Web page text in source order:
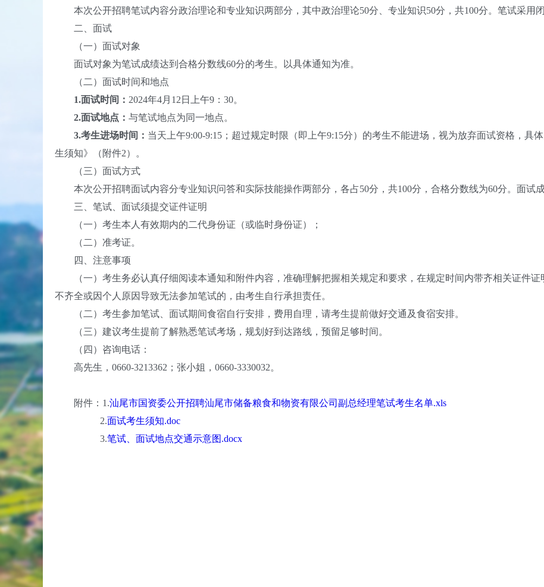
本次公开招聘笔试内容分政治理论和专业知识两部分，其中政治理论50分、专业知识50分，共100分。笔试采用闭
二、面试
（一）面试对象
面试对象为笔试成绩达到合格分数线60分的考生。以具体通知为准。
（二）面试时间和地点
1.面试时间： 2024年4月12日上午9：30。
2.面试地点： 与笔试地点为同一地点。
3.考生进场时间： 当天上午9:00-9:15；超过规定时限（即上午9:15分）的考生不能进场，视为放弃面试资格，具
生须知》（附件2）。
（三）面试方式
本次公开招聘面试内容分专业知识问答和实际技能操作两部分，各占50分，共100分，合格分数线为60分。面试成
三、笔试、面试须提交证件证明
（一）考生本人有效期内的二代身份证（或临时身份证）；
（二）准考证。
四、注意事项
（一）考生务必认真仔细阅读本通知和附件内容，准确理解把握相关规定和要求，在规定时间内带齐相关证件证
不齐全或因个人原因导致无法参加笔试的，由考生自行承担责任。
（二）考生参加笔试、面试期间食宿自行安排，费用自理，请考生提前做好交通及食宿安排。
（三）建议考生提前了解熟悉笔试考场，规划好到达路线，预留足够时间。
（四）咨询电话：
高先生，0660-3213362；张小姐，0660-3330032。
附件：1.汕尾市国资委公开招聘汕尾市储备粮食和物资有限公司副总经理笔试考生名单.xls
2.面试考生须知.doc
3.笔试、面试地点交通示意图.docx